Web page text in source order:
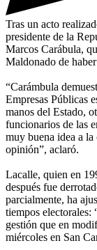
Tras un acto
presidente de la
Marcos Carábula,
Maldonado de
“Carámbula
Empresas Públicas
manos del Estado,
funcionarios de las
muy buena idea a
opinión”, aclaró.
Lacalle, quien en
después fue
parcialmente, ha
tiempos electorales:
gestión que en
miércoles en San